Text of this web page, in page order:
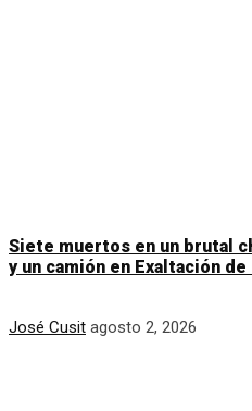
Siete muertos en un brutal
y un camión en Exaltación de
José Cusit agosto 2, 2026